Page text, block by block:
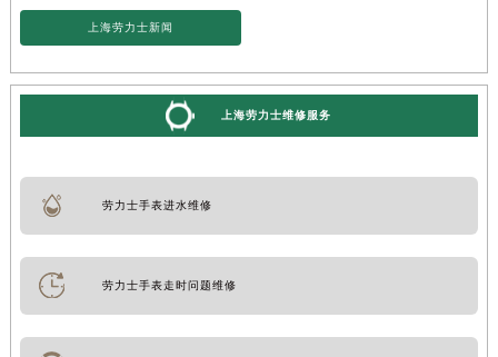
上海劳力士新闻
上海劳力士维修服务
劳力士手表进水维修
劳力士手表走时问题维修